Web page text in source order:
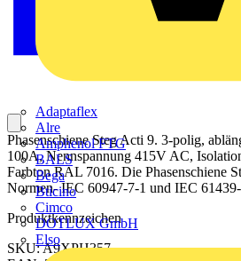
Adaptaflex
Alre
Amphenol FTG
BALS
Bega
Bticino
Cimco
DOTLUX GmbH
Elso
Phasenschiene Steg Acti 9. 3-polig,
100A, Nennspannung 415V AC,
Farbton RAL 7016. Die Phasenschiene
Normen- IEC 60947-7-1 und IEC
Produktkennzeichen
SKU: A9XPH357